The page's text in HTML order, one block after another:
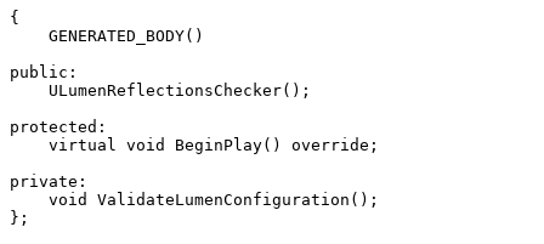
{
    GENERATED_BODY()
public:
    ULumenReflectionsChecker();
protected:
    virtual void BeginPlay() override;
private:
    void ValidateLumenConfiguration();
};